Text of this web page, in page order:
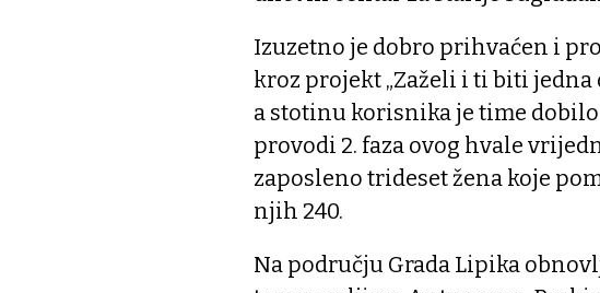
Izuzetno je dobro prihvaćen i
kroz projekt „Zaželi i ti biti jedna
a stotinu korisnika je time
provodi 2. faza ovog hvale
zaposleno trideset žena koje
njih 240.
Na području Grada Lipika